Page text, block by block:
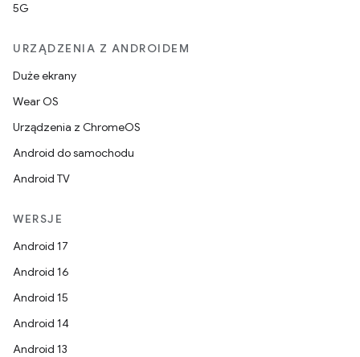
5G
URZĄDZENIA Z ANDROIDEM
Duże ekrany
Wear OS
Urządzenia z ChromeOS
Android do samochodu
Android TV
WERSJE
Android 17
Android 16
Android 15
Android 14
Android 13